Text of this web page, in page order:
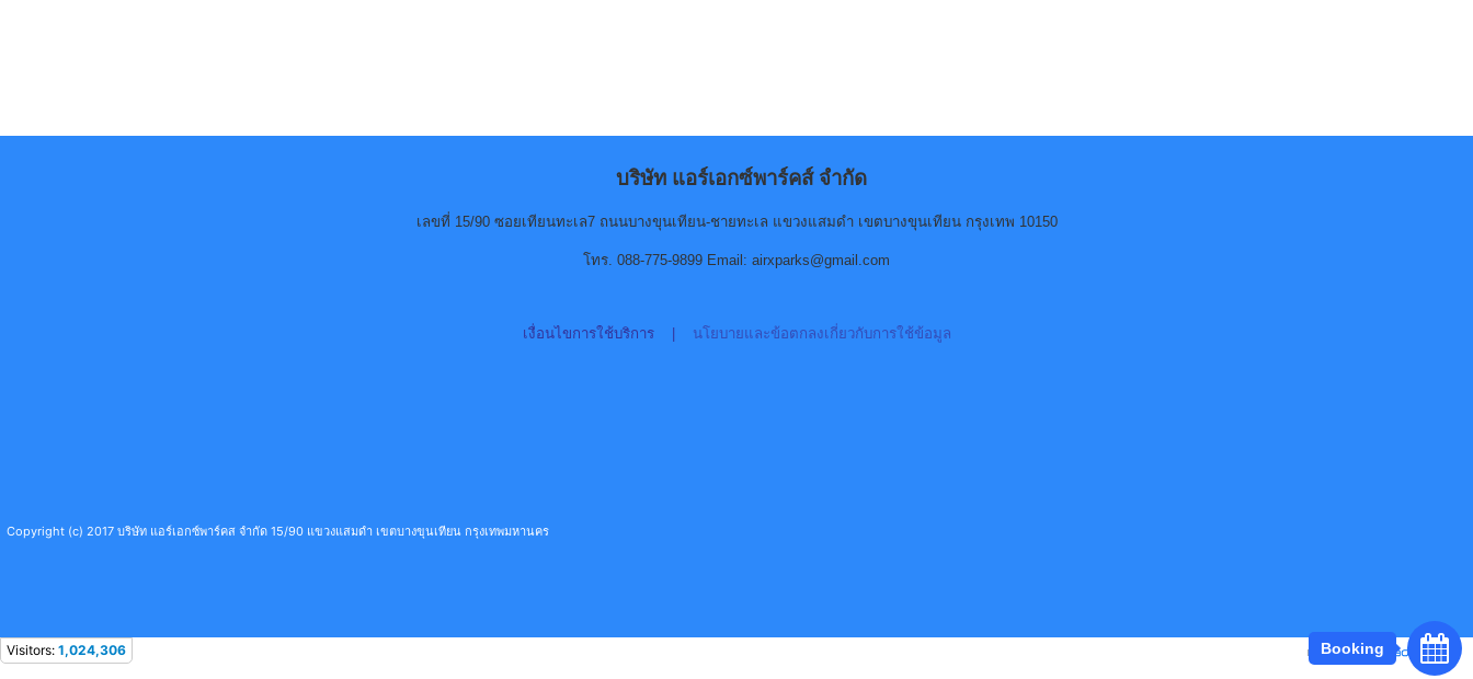
บริษัท แอร์เอกซ์พาร์คส์ จำกัด
เลขที่ 15/90 ซอยเทียนทะเล7 ถนนบางขุนเทียน-ชายทะเล แขวงแสมดำ เขตบางขุนเทียน กรุงเทพ 10150
โทร. 088-775-9899 Email: airxparks@gmail.com
เงื่อนไขการใช้บริการ| นโยบายและข้อตกลงเกี่ยวกับการใช้ข้อมูล
Copyright (c) 2017 บริษัท แอร์เอกซ์พาร์คส จำกัด 15/90 แขวงแสมดำ เขตบางขุนเทียน กรุงเทพมหานคร
Visitors: 1,024,306 Booking